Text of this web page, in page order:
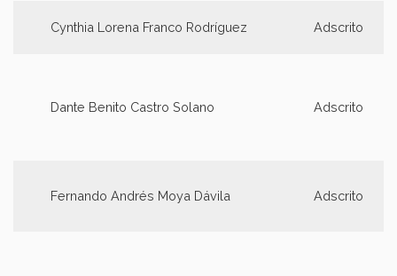
Cynthia Lorena Franco Rodríguez Adscrito
Dante Benito Castro Solano Adscrito
Fernando Andrés Moya Dávila Adscrito